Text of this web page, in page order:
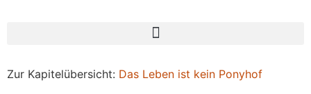
Zur Kapitelübersicht: Das Leben ist kein Ponyhof